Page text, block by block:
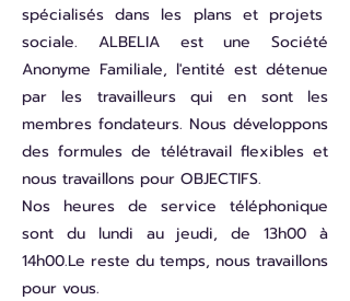
spécialisés dans les plans et projets
sociale. ALBELIA est une Société
Anonyme Familiale, l'entité est détenue
par les travailleurs qui en sont les
membres fondateurs. Nous développons
des formules de télétravail flexibles et
nous travaillons pour OBJECTIFS.
Nos heures de service téléphonique
sont du lundi au jeudi, de 13h00 à
14h00.Le reste du temps, nous travaillons
pour vous.